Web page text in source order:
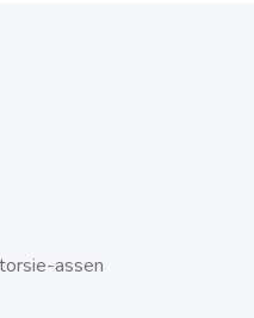
assen